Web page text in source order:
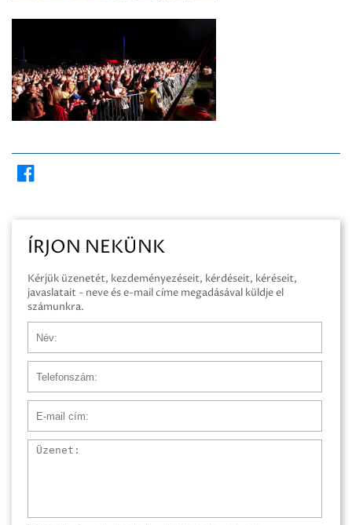
ÍRJON NEKÜNK
Kérjük üzenetét, kezdeményezéseit, kérdéseit, kéréseit,
javaslatait - neve és e-mail címe megadásával küldje el
számunkra.
Üzenet